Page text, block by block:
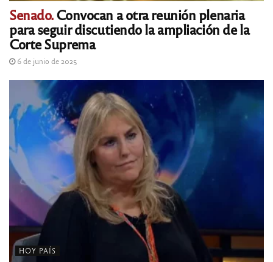
Senado.Convocan a otra reunión plenaria
para seguir discutiendo la ampliación de la
Corte Suprema
6 de junio de 2025
HOY PAÍS